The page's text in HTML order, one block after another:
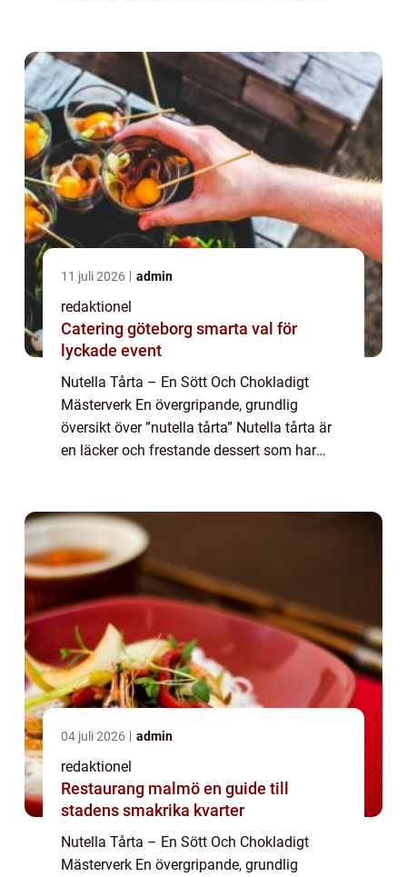
11 juli 2026 admin
redaktionel
Catering göteborg smarta val för
lyckade event
Nutella Tårta – En Sött Och Chokladigt
Mästerverk En övergripande, grundlig
översikt över ”nutella tårta” Nutella tårta är
en läcker och frestande dessert som har
04 juli 2026 admin
redaktionel
Restaurang malmö en guide till
stadens smakrika kvarter
Nutella Tårta – En Sött Och Chokladigt
Mästerverk En övergripande, grundlig